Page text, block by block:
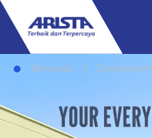
Beranda Showroom